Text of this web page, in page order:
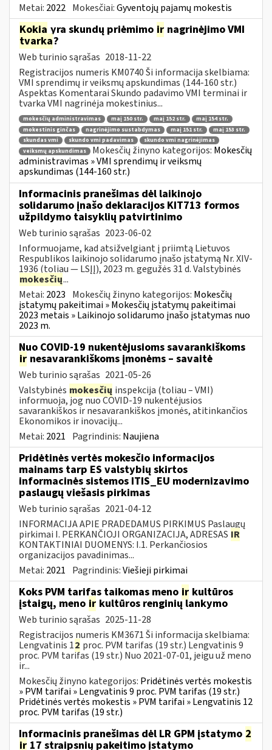
Metai: 2022 Mokesčiai:Gyventojų pajamų mokestis
Kokia yra skundų priėmimo ir nagrinėjimo VMI
tvarka?
Web turinio sąrašas 2018-11-22
Registracijos numeris KM0740 Ši informacija skelbiama:
VMI sprendimų ir veiksmų apskundimas (144-160 str.)
Aspektas Komentarai Skundo padavimo VMI terminai ir
tvarka VMI nagrinėja mokestinius...
mokesčių administravimas maį 150 str. maį 152 str.
maį 154 str.
mokestinis ginčas
nagrinėjimo sustabdymas maį 151 str.
maį 153 str.
skundas vmi
skundo vmi padavimas
skundo vmi nagrinėjimas
veiksmų apskundimas
Mokesčių žinyno kategorijos: Mokesčių
administravimas » VMI sprendimų ir veiksmų
apskundimas (144-160 str.)
Informacinis pranešimas dėl laikinojo
solidarumo įnašo deklaracijos KIT713 formos
užpildymo taisyklių patvirtinimo
Web turinio sąrašas 2023-06-02
Informuojame, kad atsižvelgiant į priimtą Lietuvos
Respublikos laikinojo solidarumo įnašo įstatymą Nr. XIV-
1936 (toliau — LSĮĮ), 2023 m. gegužės 31 d. Valstybinės
mokesčių...
Metai: 2023 Mokesčių žinyno kategorijos: Mokesčių
įstatymų pakeitimai » Mokesčių įstatymų pakeitimai
2023 metais » Laikinojo solidarumo įnašo įstatymas nuo
2023 m.
Nuo COVID-19 nukentėjusioms savarankiškoms
ir nesavarankiškoms įmonėms – savaitė
Web turinio sąrašas 2021-05-26
Valstybinės mokesčių inspekcija (toliau – VMI)
informuoja, jog nuo COVID-19 nukentėjusios
savarankiškos ir nesavarankiškos įmonės, atitinkančios
Ekonomikos ir inovacijų...
Metai: 2021 Pagrindinis: Naujiena
Pridėtinės vertės mokesčio informacijos
mainams tarp ES valstybių skirtos
informacinės sistemos ITIS_EU modernizavimo
paslaugų viešasis pirkimas
Web turinio sąrašas 2021-04-12
INFORMACIJA APIE PRADEDAMUS PIRKIMUS Paslaugų
pirkimai I. PERKANČIOJI ORGANIZACIJA, ADRESAS IR
KONTAKTINIAI DUOMENYS: I.1. Perkančiosios
organizacijos pavadinimas...
Metai: 2021 Pagrindinis:Viešieji pirkimai
Koks PVM tarifas taikomas meno ir kultūros
įstaigų, meno ir kultūros renginių lankymo
Web turinio sąrašas 2025-11-28
Registracijos numeris KM3671 Ši informacija skelbiama:
Lengvatinis 12 proc. PVM tarifas (19 str.) Lengvatinis 9
proc. PVM tarifas (19 str.) Nuo 2021-07-01, jeigu už meno
ir...
Mokesčių žinyno kategorijos: Pridėtinės vertės mokestis
» PVM tarifai » Lengvatinis 9 proc. PVM tarifas (19 str.)
Pridėtinės vertės mokestis » PVM tarifai » Lengvatinis 12
proc. PVM tarifas (19 str.)
Informacinis pranešimas dėl LR GPM įstatymo 2
ir 17 straipsnių pakeitimo įstatymo